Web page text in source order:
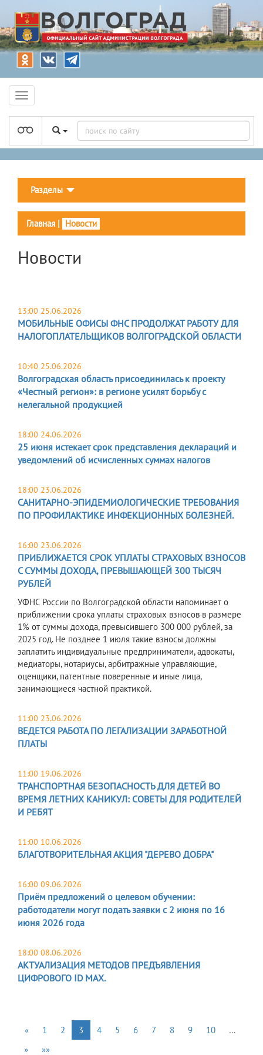
Разделы
Главная | Новости
Новости
13:00 25.06.2026
МОБИЛЬНЫЕ ОФИСЫ ФНС ПРОДОЛЖАТ РАБОТУ ДЛЯ
НАЛОГОПЛАТЕЛЬЩИКОВ ВОЛГОГРАДСКОЙ ОБЛАСТИ
10:40 25.06.2026
Волгоградская область присоединилась к проекту
«Честный регион»: в регионе усилят борьбу с
нелегальной продукцией
18:00 24.06.2026
25 июня истекает срок представления деклараций и
уведомлений об исчисленных суммах налогов
18:00 23.06.2026
САНИТАРНО-ЭПИДЕМИОЛОГИЧЕСКИЕ ТРЕБОВАНИЯ
ПО ПРОФИЛАКТИКЕ ИНФЕКЦИОННЫХ БОЛЕЗНЕЙ.
16:00 23.06.2026
ПРИБЛИЖАЕТСЯ СРОК УПЛАТЫ СТРАХОВЫХ ВЗНОСОВ
С СУММЫ ДОХОДА, ПРЕВЫШАЮЩЕЙ 300 ТЫСЯЧ
РУБЛЕЙ
УФНС России по Волгоградской области напоминает о
приближении срока уплаты страховых взносов в размере
1% от суммы дохода, превысившего 300 000 рублей, за
2025 год. Не позднее 1 июля такие взносы должны
заплатить индивидуальные предприниматели, адвокаты,
медиаторы, нотариусы, арбитражные управляющие,
оценщики, патентные поверенные и иные лица,
занимающиеся частной практикой.
11:00 23.06.2026
ВЕДЕТСЯ РАБОТА ПО ЛЕГАЛИЗАЦИИ ЗАРАБОТНОЙ
ПЛАТЫ
11:00 19.06.2026
ТРАНСПОРТНАЯ БЕЗОПАСНОСТЬ ДЛЯ ДЕТЕЙ ВО
ВРЕМЯ ЛЕТНИХ КАНИКУЛ: СОВЕТЫ ДЛЯ РОДИТЕЛЕЙ
И РЕБЯТ
11:00 10.06.2026
БЛАГОТВОРИТЕЛЬНАЯ АКЦИЯ "ДЕРЕВО ДОБРА"
16:00 09.06.2026
Приём предложений о целевом обучении:
работодатели могут подать заявки с 2 июня по 16
июня 2026 года
18:00 08.06.2026
АКТУАЛИЗАЦИЯ МЕТОДОВ ПРЕДЪЯВЛЕНИЯ
ЦИФРОВОГО ID MAX.
« 1 2 3 4 5 6 7 8 9 10
…
»
»»